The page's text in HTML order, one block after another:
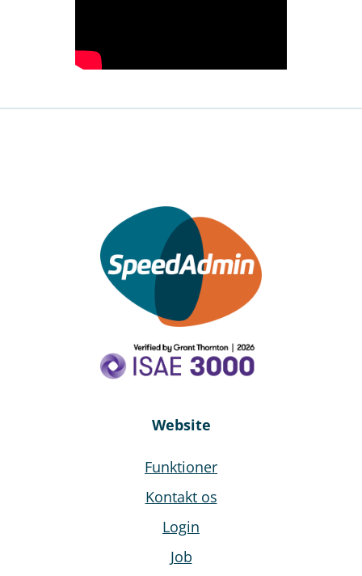
Website
Funktioner
Kontakt os
Login
Job